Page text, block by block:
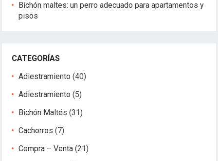
Bichón maltes: un perro adecuado para apartamentos y
pisos
CATEGORÍAS
Adiestramiento (40)
Adiestramiento (5)
Bichón Maltés (31)
Cachorros (7)
Compra – Venta (21)